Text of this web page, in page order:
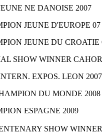
NE DANOISE 2007
JEUNE D'EUROPE 07
JEUNE DU CROATIE
WINNER
EXPOS. LEON 2007
DU MONDE 2008
ESPAGNE 2009
SHOW WINNER